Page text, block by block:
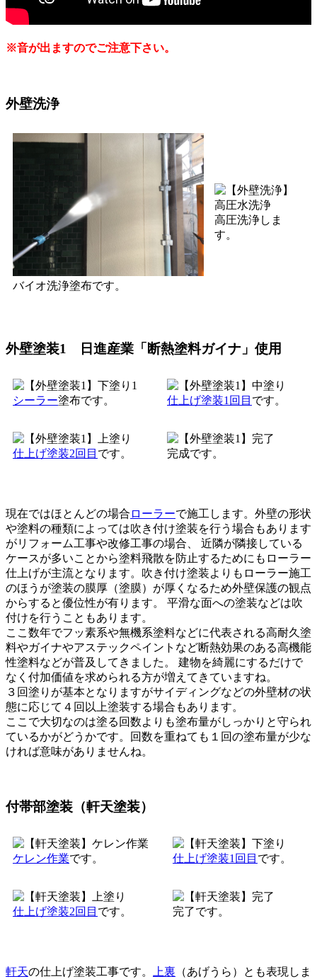
※音が出ますのでご注意下さい。
外壁洗浄
バイオ洗浄塗布です。
高圧洗浄しま
す。
外壁塗装1 日進産業「断熱塗料ガイナ」使用
シーラー塗布です。 仕上げ塗装1回目 です。
仕上げ塗装2回目 です。 完成です。
現在ではほとんどの場合 ローラーで施工します。外壁の形状
や塗料の種類によっては吹き付け塗装を行う場合もあります
がリフォーム工事や改修工事の場合、 近隣が隣接している
ケースが多いことから塗料飛散を防止するためにもローラー
仕上げが主流となります。吹き付け塗装よりもローラー施工
のほうが塗装の膜厚（塗膜）が厚くなるため外壁保護の観点
からすると優位性が有ります。 平滑な面への塗装などは吹
付けを行うこともあります。
ここ数年でフッ素系や無機系塗料などに代表される高耐久塗
料やガイナやアステックペイントなど断熱効果のある高機能
性塗料などが普及してきました。 建物を綺麗にするだけで
なく付加価値を求められる方が増えてきていますね。
３回塗りが基本となりますがサイディングなどの外壁材の状
態に応じて４回以上塗装する場合もあります。
ここで大切なのは塗る回数よりも塗布量がしっかりと守られ
ているかがどうかです。回数を重ねても１回の塗布量が少な
ければ意味がありませんね。
付帯部塗装（軒天塗装）
ケレン作業です。 仕上げ塗装1回目 です。
仕上げ塗装2回目 です。 完了です。
軒天の仕上げ塗装工事です。 上裏 （あげうら）とも表現しま